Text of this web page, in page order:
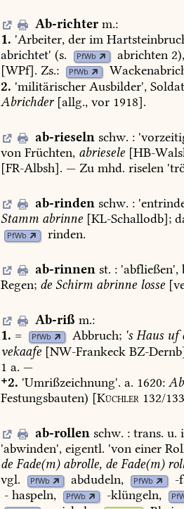
Ab-richter m.:
1. 'Arbeiter, der im
abrichtet' (s. PfWb abrichten
[WPf]. Zs.: PfWb
2. 'militärischer Ausbilder',
Abrichder[allg., vor 1918].
ab-rieseln schw. :'
von Früchten, abriesele [HB-
[FR-Albsh]. — Zu mhd. riselen
ab-rinden schw. :'
Stamm abrinne [KL-Schallodb];
PfWb rinden.
ab-rinnen st. :'abfließen',
Regen; de Schirm abrinne losse
Ab-riß m.:
1. = PfWb Abbruch; 's Haus uf
vekaafe [NW-Frankeck BZ-Dernb
1 a. —
2. 'Umrißzeichnung'. a. 1620:
Festungsbauten) [Küchler 132/
ab-rollen schw. :trans. u.
'abwinden', eigentl. 'von einer
de Fade(m)abrolle, de Fade(m)
vgl.
PfWb abdudeln, PfWb
-
- haspeln, PfWb -klüngeln,